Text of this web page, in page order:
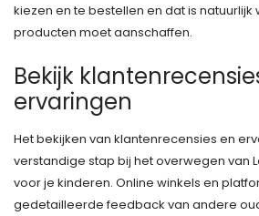
kiezen en te bestellen en dat is natuurlijk
producten moet aanschaffen.
Bekijk
ervaringen
Het bekijken van klantenrecensies en
verstandige stap bij het overwegen van
voor je kinderen. Online winkels en
gedetailleerde feedback van andere